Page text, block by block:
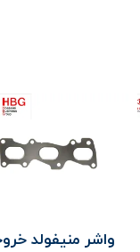
واشر منيفولد